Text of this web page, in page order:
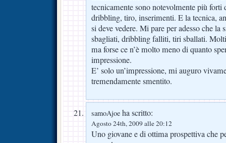
tecnicamente sono notevolmente più
dribbling, tiro, inserimenti. E la tecnica,
si deve vedere. Mi pare per adesso che la
sbagliati, dribbling falliti, tiri sballati.
ma forse ce n’è molto meno di quanto
impressione.
E’ solo un’impressione, mi auguro
tremendamente smentito.
samoAjoe ha scritto:
Agosto 24th, 2009 alle 20:12
Uno giovane e di ottima prospettiva che